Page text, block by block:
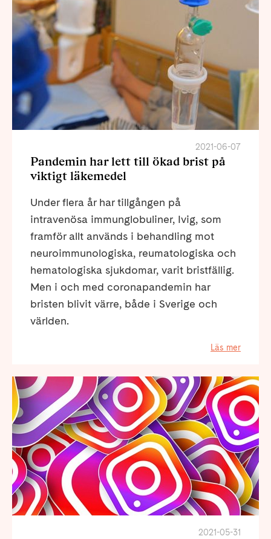
2021-06-07
Pandemin har lett till ökad brist på
viktigt läkemedel
Under flera år har tillgången på
intravenösa immunglobuliner, Ivig, som
framför allt används i behandling mot
neuroimmunologiska, reumatologiska och
hematologiska sjukdomar, varit bristfällig.
Men i och med coronapandemin har
bristen blivit värre, både i Sverige och
världen.
Läs mer
2021-05-31